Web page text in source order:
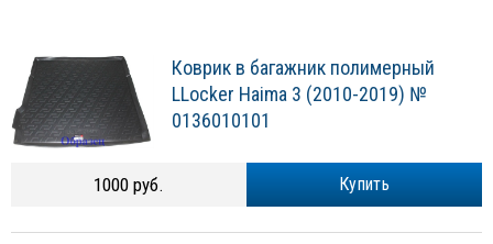
Коврик в багажник полимерный
LLocker Haima 3 (2010-2019) №
0136010101
Купить
1000 руб.